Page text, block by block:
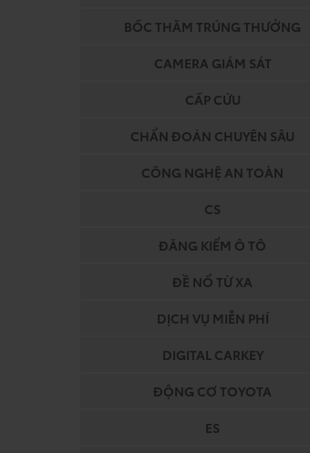
BỐC THĂM TRÚNG THƯỞNG
CAMERA GIÁM SÁT
CẤP CỨU
CHẨN ĐOÁN CHUYÊN SÂU
CÔNG NGHỆ AN TOÀN
CS
ĐĂNG KIỂM Ô TÔ
ĐỀ NỔ TỪ XA
DỊCH VỤ MIỄN PHÍ
DIGITAL CARKEY
ĐỘNG CƠ TOYOTA
ES